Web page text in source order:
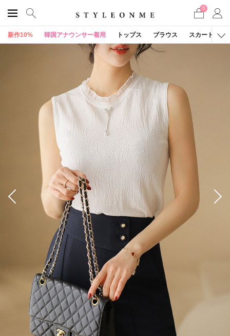
0
新作10% 韓国アナウンサー着用 トップス ブラウス スカート